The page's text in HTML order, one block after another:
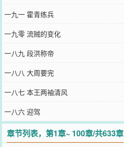
一九一 霍青练兵
一九零 流贼的变化
一八九 段洪称帝
一八八 大周要完
一八七 本王两袖清风
一八六 迎驾
章节列表，第1章~ 100章/共633章